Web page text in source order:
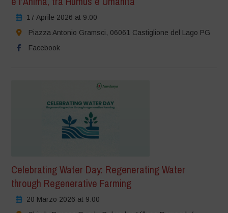
17 Aprile 2026 at 9:00
Piazza Antonio Gramsci, 06061 Castiglione del Lago PG
Facebook
Celebrating Water Day: Regenerating Water
through Regenerative Farming
20 Marzo 2026 at 9:00